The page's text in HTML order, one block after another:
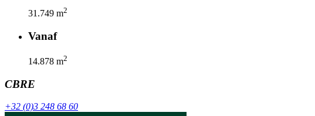
31.749 m2
Vanaf
14.878 m2
CBRE
+32 (0)3 248 68 60